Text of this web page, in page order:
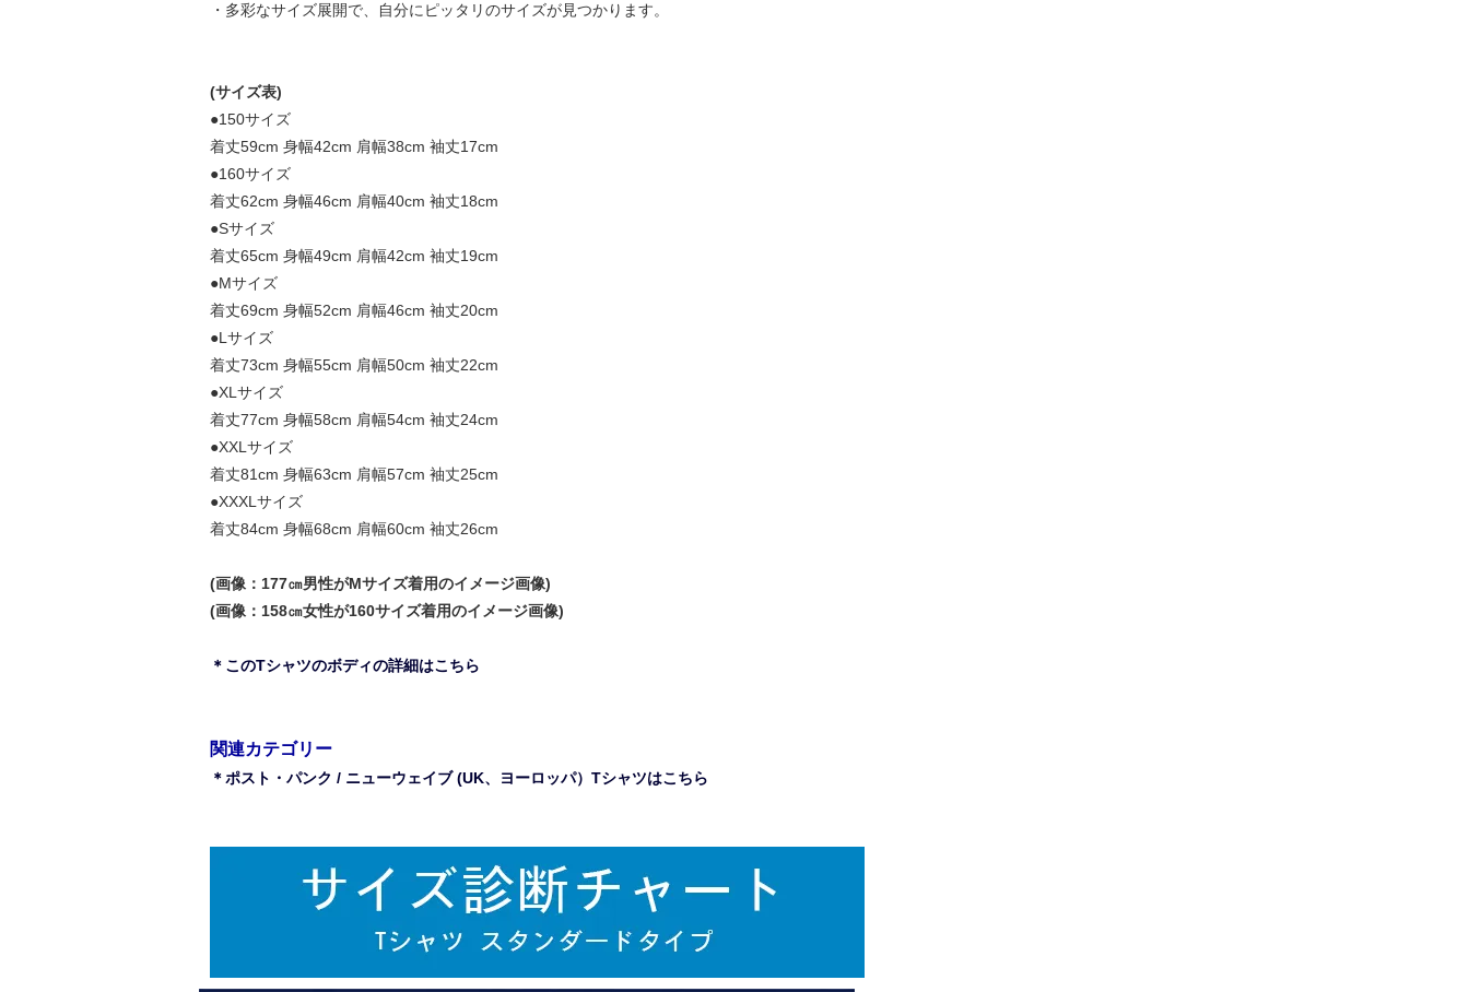
・多彩なサイズ展開で、自分にピッタリのサイズが見つかります。
(サイズ表)
●150サイズ
着丈59cm 身幅42cm 肩幅38cm 袖丈17cm
●160サイズ
着丈62cm 身幅46cm 肩幅40cm 袖丈18cm
●Sサイズ
着丈65cm 身幅49cm 肩幅42cm 袖丈19cm
●Mサイズ
着丈69cm 身幅52cm 肩幅46cm 袖丈20cm
●Lサイズ
着丈73cm 身幅55cm 肩幅50cm 袖丈22cm
●XLサイズ
着丈77cm 身幅58cm 肩幅54cm 袖丈24cm
●XXLサイズ
着丈81cm 身幅63cm 肩幅57cm 袖丈25cm
●XXXLサイズ
着丈84cm 身幅68cm 肩幅60cm 袖丈26cm
(画像：177㎝男性がMサイズ着用のイメージ画像)
(画像：158㎝女性が160サイズ着用のイメージ画像)
＊このTシャツのボディの詳細はこちら
関連カテゴリー
＊ポスト・パンク / ニューウェイブ (UK、ヨーロッパ）Tシャツはこちら